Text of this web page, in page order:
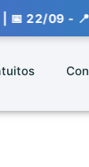
VIVO